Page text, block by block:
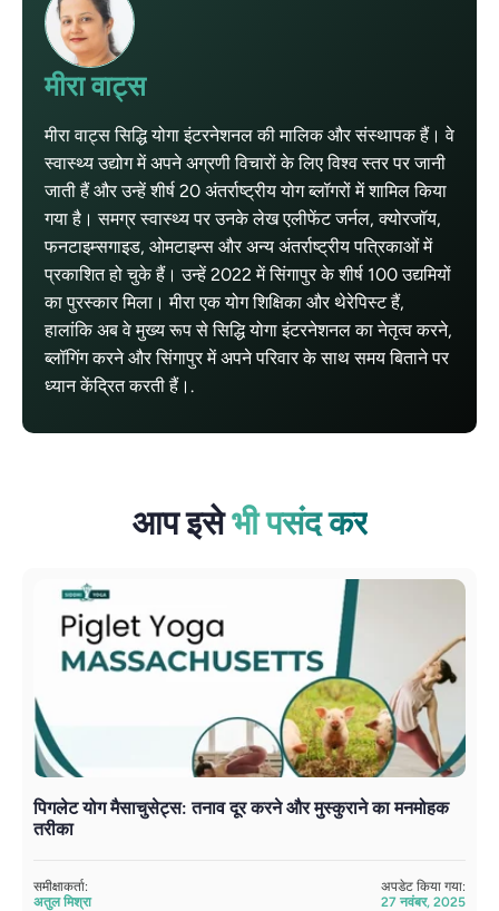
मीरा वाट्स
मीरा वाट्स सिद्धि योगा इंटरनेशनल की मालिक और संस्थापक हैं। वे
स्वास्थ्य उद्योग में अपने अग्रणी विचारों के लिए विश्व स्तर पर जानी
जाती हैं और उन्हें शीर्ष 20 अंतर्राष्ट्रीय योग ब्लॉगरों में शामिल किया
गया है। समग्र स्वास्थ्य पर उनके लेख एलीफेंट जर्नल, क्योरजॉय,
फनटाइम्सगाइड, ओमटाइम्स और अन्य अंतर्राष्ट्रीय पत्रिकाओं में
प्रकाशित हो चुके हैं। उन्हें 2022 में सिंगापुर के शीर्ष 100 उद्यमियों
का पुरस्कार मिला। मीरा एक योग शिक्षिका और थेरेपिस्ट हैं,
हालांकि अब वे मुख्य रूप से सिद्धि योगा इंटरनेशनल का नेतृत्व करने,
ब्लॉगिंग करने और सिंगापुर में अपने परिवार के साथ समय बिताने पर
ध्यान केंद्रित करती हैं।.
आप इसेभी पसंद कर
पिगलेट योग मैसाचुसेट्स: तनाव दूर करने और मुस्कुराने का मनमोहक
तरीका
समीक्षाकर्ता:
अतुल मिश्रा
अपडेट किया गया:
27 नवंबर, 2025